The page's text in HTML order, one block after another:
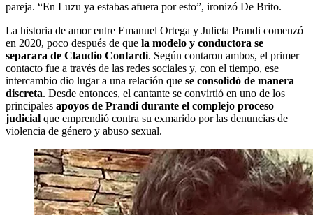
pareja. “En Luzu ya estabas afuera por esto”, ironizó De Brito.
La historia de amor entre Emanuel Ortega y Julieta Prandi comenzó
en 2020, poco después de que la modelo y conductora se
separara de Claudio Contardi. Según contaron ambos, el primer
contacto fue a través de las redes sociales y, con el tiempo, ese
intercambio dio lugar a una relación que se consolidó de manera
discreta. Desde entonces, el cantante se convirtió en uno de los
principales apoyos de Prandi durante el complejo proceso
judicial que emprendió contra su exmarido por las denuncias de
violencia de género y abuso sexual.